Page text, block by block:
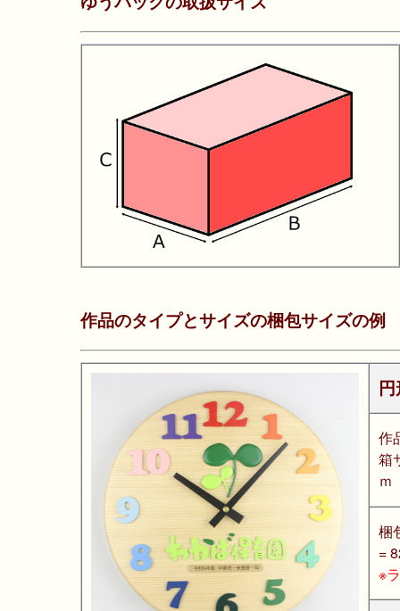
作品のタイプとサイズの梱包サイズの例
作
箱
ｍ
梱
=
※